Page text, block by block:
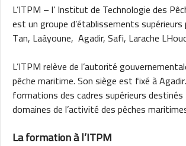
L’ITPM – l’ Institut de Technologie des
est un groupe d’établissements
Tan, Laâyoune, Agadir, Safi, Larache
L’ITPM relève de l’autorité
pêche maritime. Son siège est fixé à
formations des cadres supérieurs
domaines de l’activité des pêches
La formation à l’ITPM